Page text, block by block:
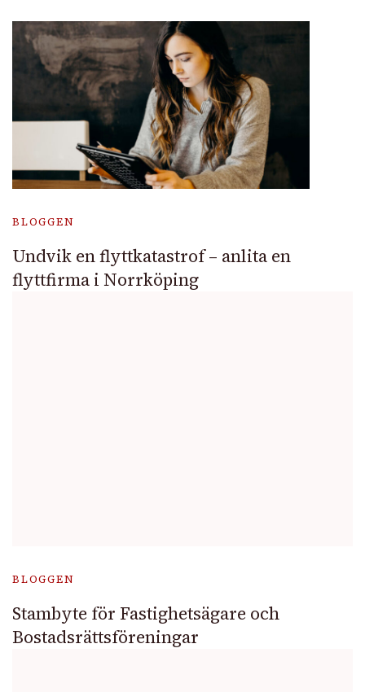
BLOGGEN
Undvik en flyttkatastrof – anlita en
flyttfirma i Norrköping
BLOGGEN
Stambyte för Fastighetsägare och
Bostadsrättsföreningar